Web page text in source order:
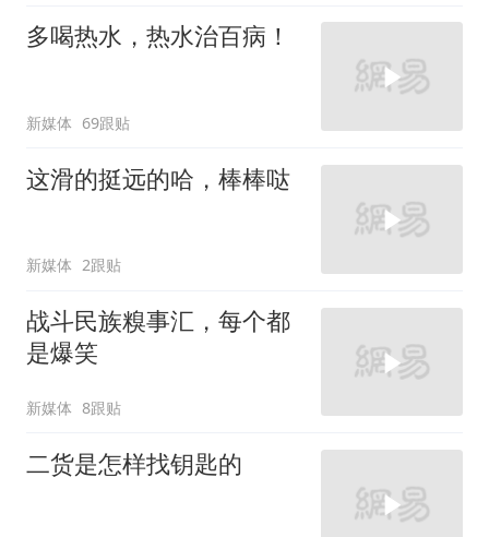
多喝热水，热水治百病！
新媒体 69跟贴
这滑的挺远的哈，棒棒哒
新媒体 2跟贴
战斗民族糗事汇，每个都
是爆笑
新媒体 8跟贴
二货是怎样找钥匙的